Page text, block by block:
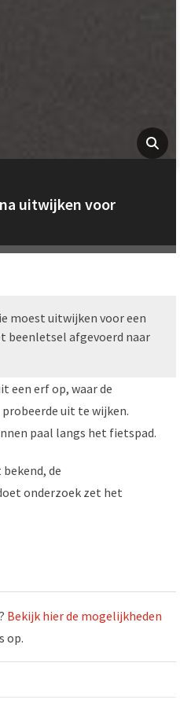
uitwijken voor
moest uitwijken voor een
beenletsel afgevoerd naar
een erf op, waar de
uit te wijken.
paal langs het fietspad.
de
onderzoek zet het
Bekijk hier de mogelijkheden
op.